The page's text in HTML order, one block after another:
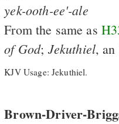
yek-ooth-ee'-ale
From the same as
of God; Jekuthiel,
KJV Usage: Jekuthiel.
Brown-Driver-